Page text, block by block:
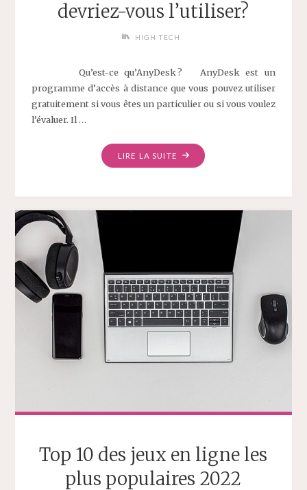
devriez-vous l’utiliser?
HIGH TECH
Qu’est-ce qu’AnyDesk ? AnyDesk est un
programme d’accès à distance que vous pouvez utiliser
gratuitement si vous êtes un particulier ou si vous voulez
l’évaluer. Il …
LIRE LA SUITE
Top 10 des jeux en ligne les
plus populaires 2022